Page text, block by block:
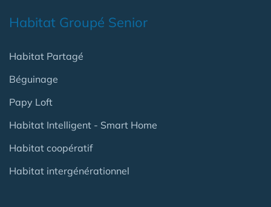
Habitat Groupé Senior
Habitat Partagé
Béguinage
Papy Loft
Habitat Intelligent - Smart Home
Habitat coopératif
Habitat intergénérationnel